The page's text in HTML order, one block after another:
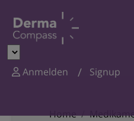
Anmelden Signup
Home